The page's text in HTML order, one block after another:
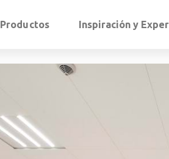
Productos Inspiración y